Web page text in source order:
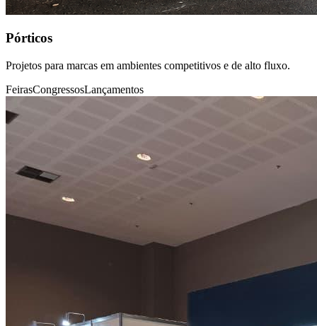
Pórticos
Projetos para marcas em ambientes competitivos e de alto fluxo.
FeirasCongressosLançamentos